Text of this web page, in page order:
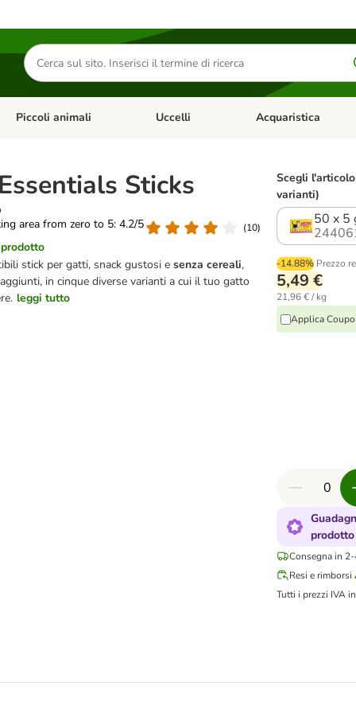
Cerca
prodotti
Apri Menu Categoria: Diete e antiparassitari
Piccoli animali Apri Menu Categoria: Piccoli animali
Uccelli Apri Menu Categoria:
Acquaristica
Sticks
area from zero to 5: 4.2/5
(10)
stick per gatti, snack gustosi e senza cereali,
aggiunti, in cinque diverse varianti a cui il tuo gatto
leggi tutto
Scegli
varianti)
50 x 5
-14.88% Prezzo
5,49 €
21,96 € / kg
Applica
prodotto
Consegna in
Resi e rimborsi
Tutti i prezzi IVA